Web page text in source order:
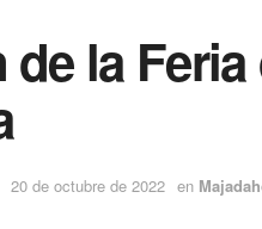
la
20 de octubre de 2022 en